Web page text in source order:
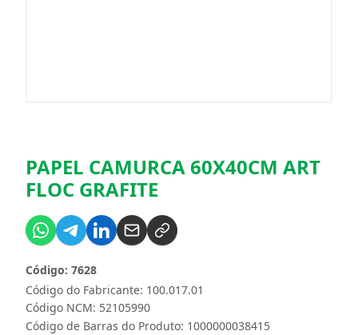
PAPEL CAMURCA 60X40CM ART
FLOC GRAFITE
Código do Fabricante: 100.017.01
Código: 7628
Código NCM: 52105990
Código de Barras do Produto: 1000000038415